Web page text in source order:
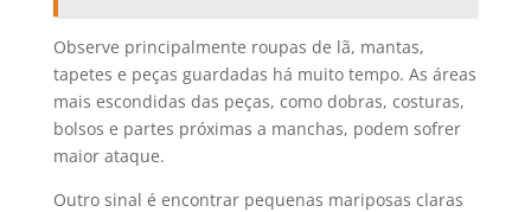
Observe principalmente roupas de lã, mantas,
tapetes e peças guardadas há muito tempo. As áreas
mais escondidas das peças, como dobras, costuras,
bolsos e partes próximas a manchas, podem sofrer
maior ataque.
Outro sinal é encontrar pequenas mariposas claras